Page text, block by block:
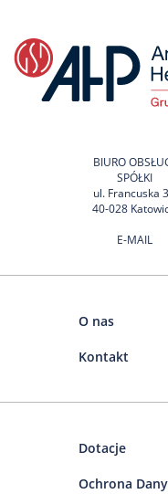
BIURO
SPÓŁKI
ul. Francuska
40-028
E-MAIL
O nas
Kontakt
Dotacje
Ochrona